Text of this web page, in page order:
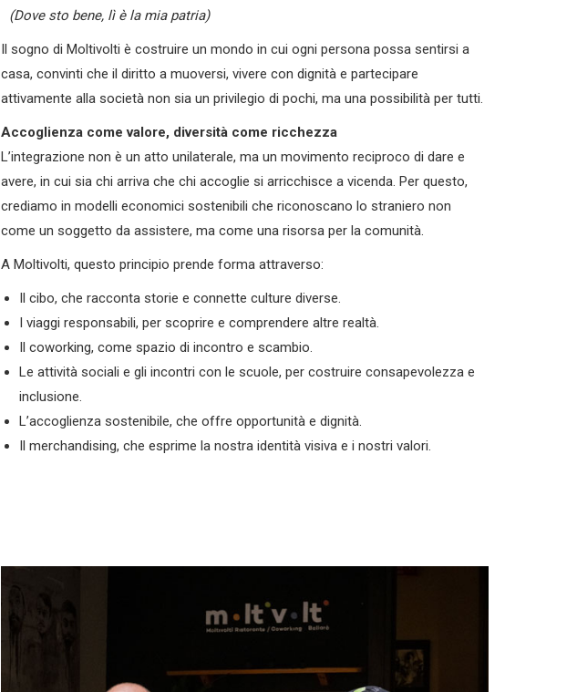
(Dove sto bene, lì è la mia patria)
Il sogno di Moltivolti è costruire un mondo in cui ogni persona possa sentirsi a
casa, convinti che il diritto a muoversi, vivere con dignità e partecipare
attivamente alla società non sia un privilegio di pochi, ma una possibilità per tutti.
Accoglienza come valore, diversità come ricchezza
L’integrazione non è un atto unilaterale, ma un movimento reciproco di dare e
avere, in cui sia chi arriva che chi accoglie si arricchisce a vicenda. Per questo,
crediamo in modelli economici sostenibili che riconoscano lo straniero non
come un soggetto da assistere, ma come una risorsa per la comunità.
A Moltivolti, questo principio prende forma attraverso:
Il cibo, che racconta storie e connette culture diverse.
I viaggi responsabili, per scoprire e comprendere altre realtà.
Il coworking, come spazio di incontro e scambio.
Le attività sociali e gli incontri con le scuole, per costruire consapevolezza e
inclusione.
L’accoglienza sostenibile, che offre opportunità e dignità.
Il merchandising, che esprime la nostra identità visiva e i nostri valori.